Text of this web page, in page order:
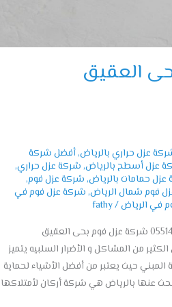
العقيق
حراري بالرياض,أفضل شركة
أسطح بالرياض,شركة عزل حراري,
حمامات بالرياض,شركة عزل فوم,
شمال الرياض,شركة عزل فوم في
الرياض/
fathy
شركة عزل فوم بحى العقيق 0551445481 شركة عزل فوم بحى العقيق
الكثير من المشاكل و الأضرار السلبيه يتميز
حيث يعتبر من أفضل الأشياء لحماية
بالرياض هي شركة أركان لأمتلاكها